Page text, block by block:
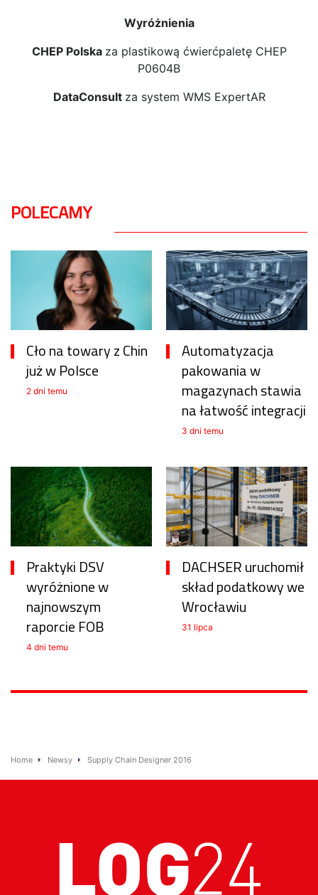
Wyróżnienia
CHEP Polska za plastikową ćwierćpaletę CHEP
P0604B
DataConsult za system WMS ExpertAR
POLECAMY
Cło na towary z Chin
już w Polsce
2 dni temu
Automatyzacja
pakowania w
magazynach stawia
na łatwość integracji
3 dni temu
Praktyki DSV
wyróżnione w
najnowszym
raporcie FOB
4 dni temu
DACHSER uruchomił
skład podatkowy we
Wrocławiu
31 lipca
Home Newsy Supply Chain Designer 2016